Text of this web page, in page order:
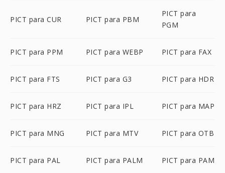
PICT para CUR PICT para PBM
PICT para
PGM
PICT para PPM PICT para WEBP PICT para FAX
PICT para FTS PICT para G3 PICT para HDR
PICT para HRZ PICT para IPL PICT para MAP
PICT para MNG PICT para MTV PICT para OTB
PICT para PAL PICT para PALM PICT para PAM